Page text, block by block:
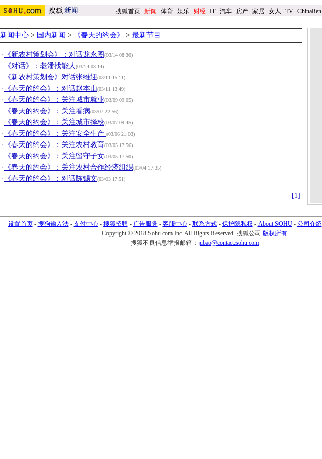
搜狐首页-新闻 -体育-娱乐- 财经-IT-汽车- 房产-家居-女人 -TV-ChinaRen
新闻中心 > 国内新闻 > 《春天的约会》 > 最新节目
· 《新农村策划会》：对话龙永图 (03/14 08:30)
· 《对话》：老潘找能人(03/14 08:14)
· 《新农村策划会》对话张维迎(03/11 15:11)
· 《春天的约会》：对话赵本山(03/11 13:49)
· 《春天的约会》：关注城市就业(03/09 09:05)
· 《春天的约会》：关注看病(03/07 22:56)
· 《春天的约会》：关注城市择校(03/07 09:45)
· 《春天的约会》：关注安全生产 (03/06 21:03)
· 《春天的约会》：关注农村教育(03/05 17:56)
· 《春天的约会》：关注留守子女(03/05 17:50)
· 《春天的约会》：关注农村合作经济组织(03/04 17:35)
· 《春天的约会》：对话陈锡文(03/03 17:51)
[1]
设置首页- 搜狗输入法- 支付中心- 搜狐招聘- 广告服务- 客服中心- 联系方式- 保护隐私权 - About SOHU- 公司介绍
Copyright © 2018 Sohu.com Inc. All Rights Reserved. 搜狐公司 版权所有
搜狐不良信息举报邮箱： jubao@contact.sohu.com